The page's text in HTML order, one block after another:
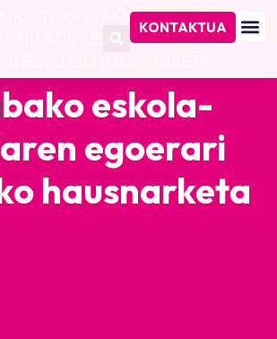
KONTAKTUA
/AHOLKULARITZA
ARABAKO ESKOLA-KIROLAREN
BURUZKO HAUSNARKETA
eskola-
egoerari
hausnarketa